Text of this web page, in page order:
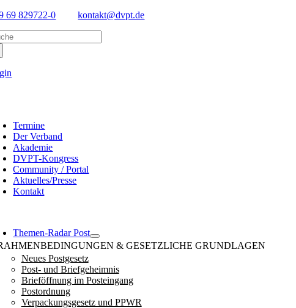
Skip
content
69 829722-0
kontakt@dvpt.de
Termine
Der Verband
Akademie
DVPT-Kongress
Community / Portal
Aktuelles/Presse
Kontakt
Themen-Radar Post
& GESETZLICHE GRUNDLAGEN
Neues Postgesetz
Post- und Briefgeheimnis
Brieföffnung im Posteingang
Postordnung
Verpackungsgesetz und PPWR